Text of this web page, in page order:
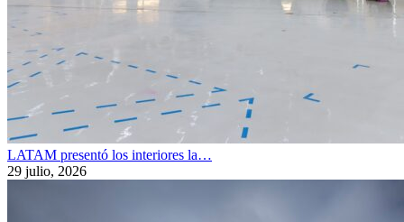
LATAM presentó los interiores la…
29 julio, 2026